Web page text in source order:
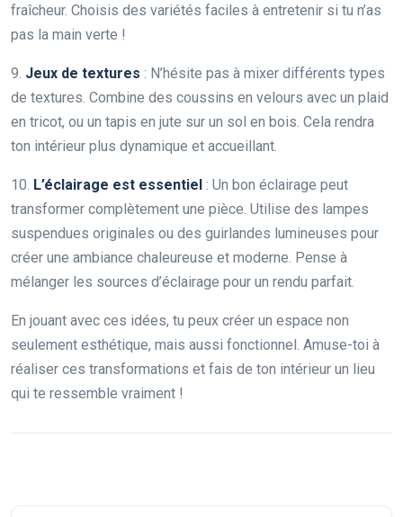
fraîcheur. Choisis des variétés faciles à entretenir si tu n’as
pas la main verte !
9. Jeux de textures : N’hésite pas à mixer différents types
de textures. Combine des coussins en velours avec un plaid
en tricot, ou un tapis en jute sur un sol en bois. Cela rendra
ton intérieur plus dynamique et accueillant.
10. L’éclairage est essentiel : Un bon éclairage peut
transformer complètement une pièce. Utilise des lampes
suspendues originales ou des guirlandes lumineuses pour
créer une ambiance chaleureuse et moderne. Pense à
mélanger les sources d’éclairage pour un rendu parfait.
En jouant avec ces idées, tu peux créer un espace non
seulement esthétique, mais aussi fonctionnel. Amuse-toi à
réaliser ces transformations et fais de ton intérieur un lieu
qui te ressemble vraiment !